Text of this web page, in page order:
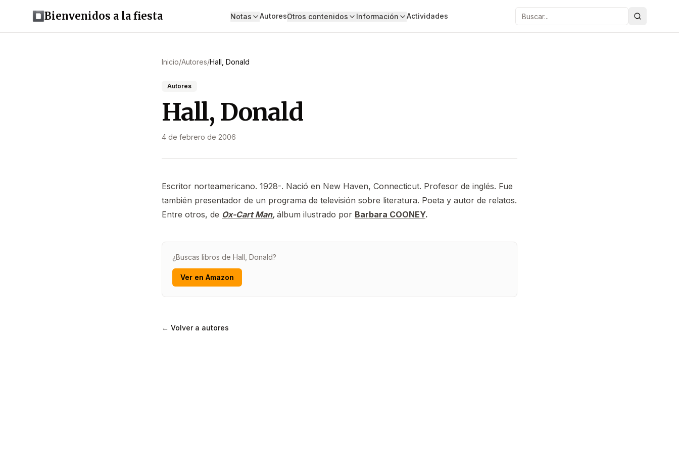
Bienvenidos a la fiesta Notas AutoresOtros contenidos Información Actividades Buscar
Inicio/Autores/Hall, Donald
Autores
Hall, Donald
4 de febrero de 2006
Escritor norteamericano. 1928-. Nació en New Haven, Connecticut. Profesor de inglés. Fue
también presentador de un programa de televisión sobre literatura. Poeta y autor de relatos.
Entre otros, de Ox-Cart Man, álbum ilustrado por Barbara COONEY.
¿Buscas libros de Hall, Donald?
Ver en Amazon
← Volver a autores